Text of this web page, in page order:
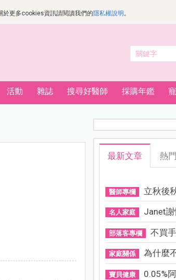
於更多cookies資訊請閱讀我們的隱私權說明 。
活動 雜誌 搜尋好醫師 採購年鑑
最新文章 熱
醫師專欄 立秋後
名人家庭 Janet謝
部落客專欄 不買手
家庭關係 為什麼
寶貝健康 0.05%阿